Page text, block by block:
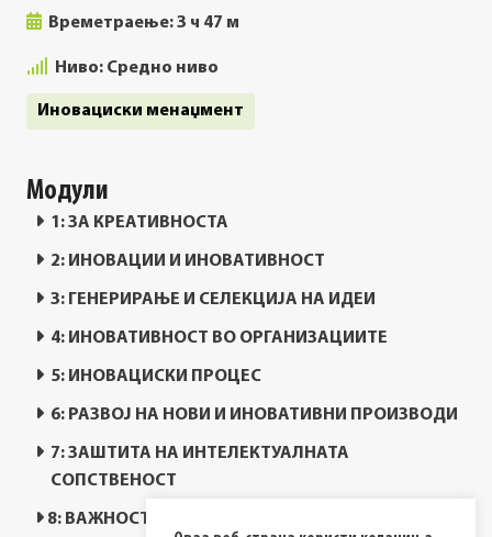
Времетраење:3 ч 47 м
Ниво: Средно ниво
Иновациски менаџмент
Модули
1: ЗА КРЕАТИВНОСТА
2: ИНОВАЦИИ И ИНОВАТИВНОСТ
3: ГЕНЕРИРАЊЕ И СЕЛЕКЦИЈА НА ИДЕИ
4: ИНОВАТИВНОСТ ВО ОРГАНИЗАЦИИТЕ
5: ИНОВАЦИСКИ ПРОЦЕС
6: РАЗВОЈ НА НОВИ И ИНОВАТИВНИ ПРОИЗВОДИ
7: ЗАШТИТА НА ИНТЕЛЕКТУАЛНАТА
СОПСТВЕНОСТ
8: ВАЖНОСТА НА ИНОВАЦИИТЕ ЗА